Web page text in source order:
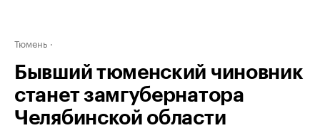
Тюмень
Бывший тюменский чиновник
станет замгубернатора
Челябинской области